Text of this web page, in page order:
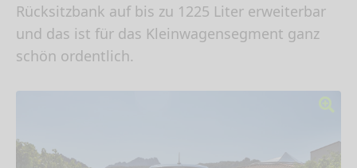
Rücksitzbank auf bis zu 1225 Liter erweiterbar
und das ist für das Kleinwagensegment ganz
schön ordentlich.